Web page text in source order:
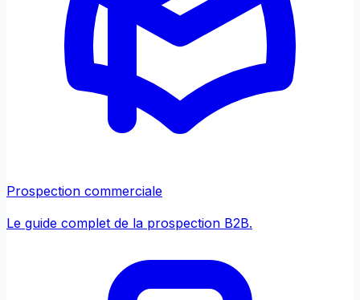
Prospection commerciale
Le guide complet de la prospection B2B.